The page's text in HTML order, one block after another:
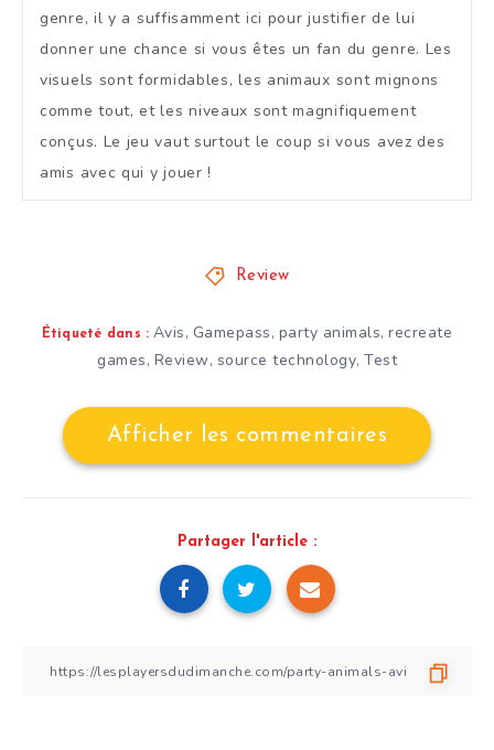
genre, il y a suffisamment ici pour justifier de lui
donner une chance si vous êtes un fan du genre. Les
visuels sont formidables, les animaux sont mignons
comme tout, et les niveaux sont magnifiquement
conçus. Le jeu vaut surtout le coup si vous avez des
amis avec qui y jouer !
Review
Étiqueté dans : Avis, Gamepass, party animals,recreate
games, Review, source technology, Test
Afficher les commentaires
Partager l'article :